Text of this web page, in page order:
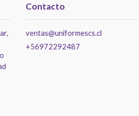
Contacto
ventas@uniformescs.cl
+56972292487